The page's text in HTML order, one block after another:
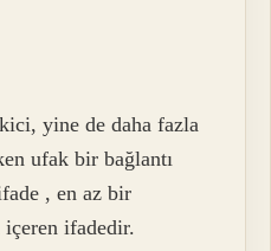
yine de daha fazla
ufak bir bağlantı
, en az bir
ifadedir.